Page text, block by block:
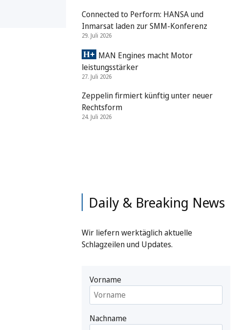
Connected to Perform: HANSA und
Inmarsat laden zur SMM-Konferenz
29. Juli 2026
MAN Engines macht Motor
leistungsstärker
27. Juli 2026
Zeppelin firmiert künftig unter neuer
Rechtsform
24. Juli 2026
Daily & Breaking News
Wir liefern werktäglich aktuelle
Schlagzeilen und Updates.
Vorname
Nachname